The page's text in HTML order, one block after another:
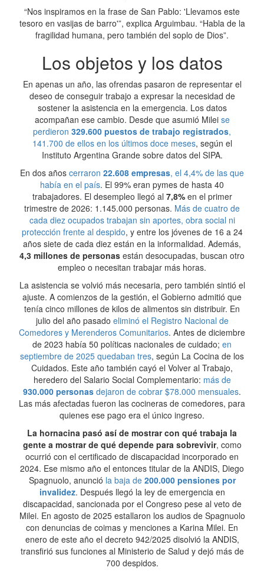
“Nos inspiramos en la frase de San Pablo: 'Llevamos este
tesoro en vasijas de barro'”, explica Arguimbau. “Habla de la
fragilidad humana, pero también del soplo de Dios”.
Los objetos y los datos
En apenas un año, las ofrendas pasaron de representar el
deseo de conseguir trabajo a expresar la necesidad de
sostener la asistencia en la emergencia. Los datos
acompañan ese cambio. Desde que asumió Milei se
perdieron 329.600 puestos de trabajo registrados,
141.700 de ellos en los últimos doce meses, según el
Instituto Argentina Grande sobre datos del SIPA.
En dos años cerraron 22.608 empresas, el 4,4% de las que
había en el país. El 99% eran pymes de hasta 40
trabajadores. El desempleo llegó al 7,8%en el primer
trimestre de 2026: 1.145.000 personas. Más de cuatro de
cada diez ocupados trabajan sin aportes, obra social ni
protección frente al despido, y entre los jóvenes de 16 a 24
años siete de cada diez están en la informalidad. Además,
4,3 millones de personas están desocupadas, buscan otro
empleo o necesitan trabajar más horas.
La asistencia se volvió más necesaria, pero también sintió el
ajuste. A comienzos de la gestión, el Gobierno admitió que
tenía cinco millones de kilos de alimentos sin distribuir. En
julio del año pasado eliminó el Registro Nacional de
Comedores y Merenderos Comunitarios. Antes de diciembre
de 2023 había 50 políticas nacionales de cuidado; en
septiembre de 2025 quedaban tres, según La Cocina de los
Cuidados. Este año también cayó el Volver al Trabajo,
heredero del Salario Social Complementario: más de
930.000 personas dejaron de cobrar $78.000 mensuales.
Las más afectadas fueron las cocineras de comedores, para
quienes ese pago era el único ingreso.
La hornacina pasó así de mostrar con qué trabaja la
gente a mostrar de qué depende para sobrevivir, como
ocurrió con el certificado de discapacidad incorporado en
2024. Ese mismo año el entonces titular de la ANDIS, Diego
Spagnuolo, anunció la baja de 200.000 pensiones por
invalidez. Después llegó la ley de emergencia en
discapacidad, sancionada por el Congreso pese al veto de
Milei. En agosto de 2025 estallaron los audios de Spagnuolo
con denuncias de coimas y menciones a Karina Milei. En
enero de este año el decreto 942/2025 disolvió la ANDIS,
transfirió sus funciones al Ministerio de Salud y dejó más de
700 despidos.